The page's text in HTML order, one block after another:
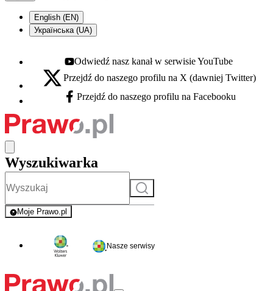
English (EN)
Українська (UA)
Youtube - otwiera się w nowej karcie
Odwiedź nasz kanał w serwisie YouTube
X - otwiera się w nowej karcie
Przejdź do naszego profilu na X (dawniej Twitter)
Facebook - otwiera się w nowej karcie
Przejdź do naszego profilu na Facebooku
Wyszukiwarka
Szukaj
Moje Prawo.pl
- rejestracja i logowanie do serwisu
Nasze serwisy